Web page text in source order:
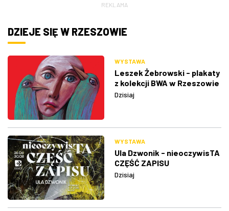
REKLAMA
DZIEJE SIĘ W RZESZOWIE
WYSTAWA
Leszek Żebrowski - plakaty
z kolekcji BWA w Rzeszowie
Dzisiaj
WYSTAWA
Ula Dzwonik - nieoczywisTA
CZĘŚĆ ZAPISU
Dzisiaj